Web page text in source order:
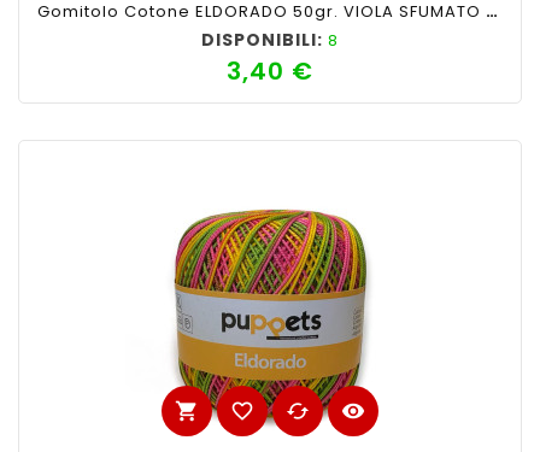
Gomitolo Cotone ELDORADO 50gr. VIOLA SFUMATO N°46
DISPONIBILI: 8
3,40 €
shopping_cart favorite_border cached visibility